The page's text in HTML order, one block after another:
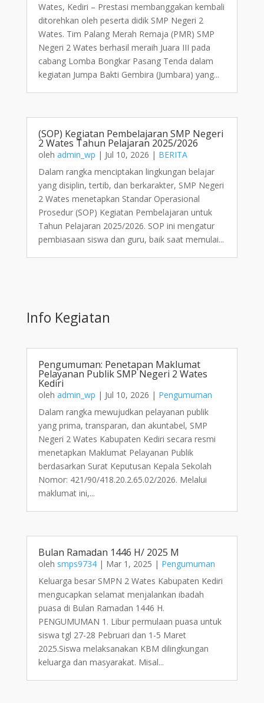
Wates, Kediri – Prestasi membanggakan kembali
ditorehkan oleh peserta didik SMP Negeri 2
Wates. Tim Palang Merah Remaja (PMR) SMP
Negeri 2 Wates berhasil meraih Juara III pada
cabang Lomba Bongkar Pasang Tenda dalam
kegiatan Jumpa Bakti Gembira (Jumbara) yang...
(SOP) Kegiatan Pembelajaran SMP Negeri
2 Wates Tahun Pelajaran 2025/2026
oleh admin_wp | Jul 10, 2026 | BERITA
Dalam rangka menciptakan lingkungan belajar
yang disiplin, tertib, dan berkarakter, SMP Negeri
2 Wates menetapkan Standar Operasional
Prosedur (SOP) Kegiatan Pembelajaran untuk
Tahun Pelajaran 2025/2026. SOP ini mengatur
pembiasaan siswa dan guru, baik saat memulai...
Info Kegiatan
Pengumuman: Penetapan Maklumat
Pelayanan Publik SMP Negeri 2 Wates
Kediri
oleh admin_wp | Jul 10, 2026 | Pengumuman
Dalam rangka mewujudkan pelayanan publik
yang prima, transparan, dan akuntabel, SMP
Negeri 2 Wates Kabupaten Kediri secara resmi
menetapkan Maklumat Pelayanan Publik
berdasarkan Surat Keputusan Kepala Sekolah
Nomor: 421/90/418.20.2.65.02/2026. Melalui
maklumat ini,...
Bulan Ramadan 1446 H/ 2025 M
oleh smps9734| Mar 1, 2025 | Pengumuman
Keluarga besar SMPN 2 Wates Kabupaten Kediri
mengucapkan selamat menjalankan ibadah
puasa di Bulan Ramadan 1446 H.
PENGUMUMAN 1. Libur permulaan puasa untuk
siswa tgl 27-28 Pebruari dan 1-5 Maret
2025.Siswa melaksanakan KBM dilingkungan
keluarga dan masyarakat. Misal...